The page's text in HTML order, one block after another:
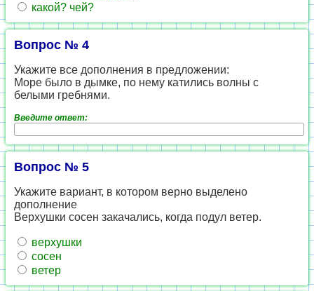
какой? чей?
Вопрос № 4
Укажите все дополнения в предложении:
Море было в дымке, по нему катились волны с
белыми гребнями.
Введите ответ:
Вопрос № 5
Укажите вариант, в котором верно выделено
дополнение
Верхушки сосен закачались, когда подул ветер.
верхушки
сосен
ветер